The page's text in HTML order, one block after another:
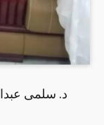
د. سلمى